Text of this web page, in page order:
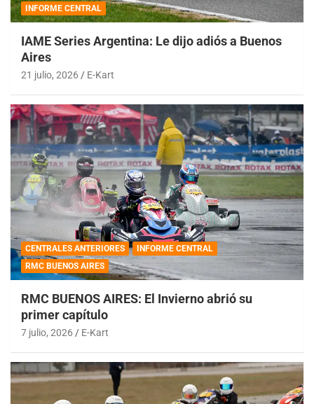
INFORME CENTRAL
IAME Series Argentina: Le dijo adiós a Buenos
Aires
21 julio, 2026 E-Kart
CENTRALES ANTERIORES
INFORME CENTRAL
RMC BUENOS AIRES
RMC BUENOS AIRES: El Invierno abrió su
primer capítulo
7 julio, 2026 E-Kart